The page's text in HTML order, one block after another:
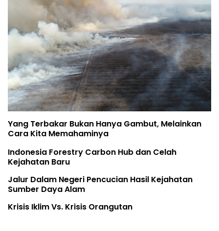
Yang Terbakar Bukan Hanya Gambut, Melainkan
Cara Kita Memahaminya
Indonesia Forestry Carbon Hub dan Celah
Kejahatan Baru
Jalur Dalam Negeri Pencucian Hasil Kejahatan
Sumber Daya Alam
Krisis Iklim Vs. Krisis Orangutan